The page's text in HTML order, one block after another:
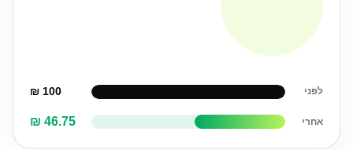
לפני 100 ₪
אחרי 46.75 ₪